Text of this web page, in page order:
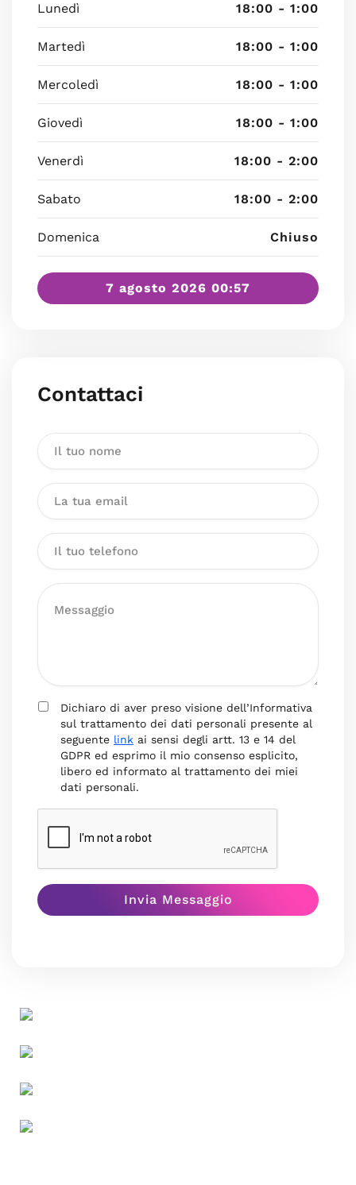
Lunedì 18:00 - 1:00
Martedì 18:00 - 1:00
Mercoledì 18:00 - 1:00
Giovedì 18:00 - 1:00
Venerdì 18:00 - 2:00
Sabato 18:00 - 2:00
Domenica Chiuso
7 agosto 2026 00:57
Contattaci
Dichiaro di aver preso visione dell’Informativa
sul trattamento dei dati personali presente al
seguente link ai sensi degli artt. 13 e 14 del
GDPR ed esprimo il mio consenso esplicito,
libero ed informato al trattamento dei miei
dati personali.